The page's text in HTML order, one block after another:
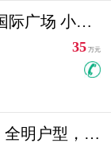
超低首付 富豪青年国际广场 小高层住宅急售
35 万元
塔山明珠，电梯房，全明户型，视野好，毛坯房，看房有钥匙